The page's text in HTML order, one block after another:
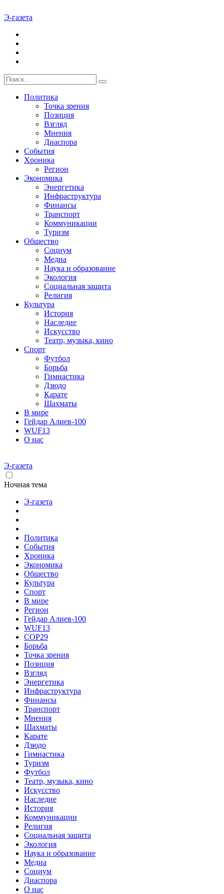
Э-газета
Политика
Точка зрения
Позиция
Взгляд
Мнения
Диаспора
События
Хроника
Регион
Экономика
Энергетика
Инфраструктура
Финансы
Транспорт
Коммуникации
Туризм
Общество
Социум
Медиа
Наука и образование
Экология
Социальная защита
Религия
Культура
История
Наследие
Искусство
Театр, музыка, кино
Спорт
Футбол
Борьба
Гимнастика
Дзюдо
Карате
Шахматы
В мире
Гейдар Алиев-100
WUF13
О нас
Э-газета
Ночная тема
Э-газета
Политика
События
Хроника
Экономика
Общество
Культура
Спорт
В мире
Регион
Гейдар Алиев-100
WUF13
COP29
Борьба
Точка зрения
Позиция
Взгляд
Энергетика
Инфраструктура
Финансы
Транспорт
Мнения
Шахматы
Карате
Дзюдо
Гимнастика
Туризм
Футбол
Театр, музыка, кино
Искусство
Наследие
История
Коммуникации
Религия
Социальная защита
Экология
Наука и образование
Медиа
Социум
Диаспора
О нас